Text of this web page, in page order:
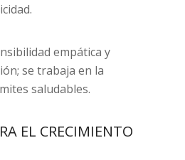
empática y
se trabaja en la
saludables.
EL CRECIMIENTO